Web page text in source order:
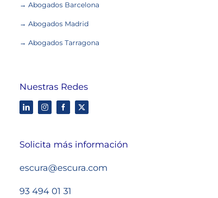
→ Abogados Barcelona
→ Abogados Madrid
→ Abogados Tarragona
Nuestras Redes
Solicita más información
escura@escura.com
93 494 01 31